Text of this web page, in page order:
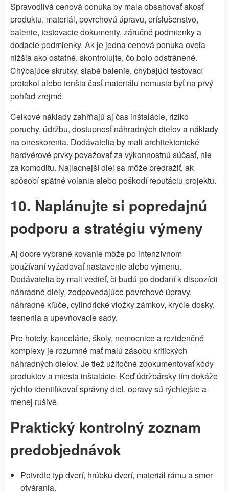
Spravodlivá cenová ponuka by mala obsahovať akosť
produktu, materiál, povrchovú úpravu, príslušenstvo,
balenie, testovacie dokumenty, záručné podmienky a
dodacie podmienky. Ak je jedna cenová ponuka oveľa
nižšia ako ostatné, skontrolujte, čo bolo odstránené.
Chýbajúce skrutky, slabé balenie, chýbajúci testovací
protokol alebo tenšia časť materiálu nemusia byť na prvý
pohľad zrejmé.
Celkové náklady zahŕňajú aj čas inštalácie, riziko
poruchy, údržbu, dostupnosť náhradných dielov a náklady
na oneskorenia. Dodávatelia by mali architektonické
hardvérové prvky považovať za výkonnostnú súčasť, nie
za komoditu. Najlacnejší diel sa môže predražiť, ak
spôsobí spätné volania alebo poškodí reputáciu projektu.
10. Naplánujte si popredajnú
podporu a stratégiu výmeny
Aj dobre vybrané kovanie môže po intenzívnom
používaní vyžadovať nastavenie alebo výmenu.
Dodávatelia by mali vedieť, či budú po dodaní k dispozícii
náhradné diely, zodpovedajúce povrchové úpravy,
náhradné kľúče, cylindrické vložky zámkov, krycie dosky,
tesnenia a upevňovacie sady.
Pre hotely, kancelárie, školy, nemocnice a rezidenčné
komplexy je rozumné mať malú zásobu kritických
náhradných dielov. Je tiež užitočné zdokumentovať kódy
produktov a miesta inštalácie. Keď údržbársky tím dokáže
rýchlo identifikovať správny diel, opravy sú rýchlejšie a
menej rušivé.
Praktický kontrolný zoznam
predobjednávok
Potvrďte typ dverí, hrúbku dverí, materiál rámu a smer
otvárania.